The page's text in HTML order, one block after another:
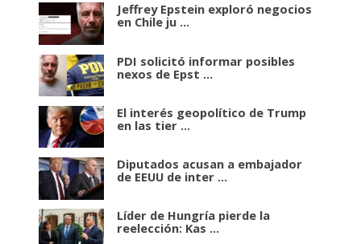
Jeffrey Epstein exploró negocios
en Chile ju ...
PDI solicitó informar posibles
nexos de Epst ...
El interés geopolítico de Trump
en las tier ...
Diputados acusan a embajador
de EEUU de inter ...
Líder de Hungría pierde la
reelección: Kas ...